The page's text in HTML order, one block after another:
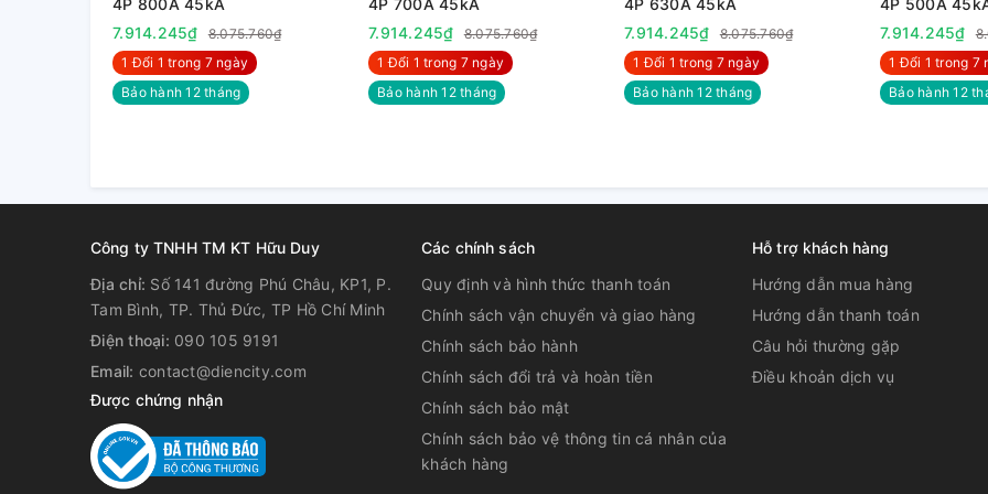
3. Thông số kỹ thuật MCCB LS ABN
4P 800A 45kA
7.914.245₫
8.075.760₫
1 Đổi 1 trong 7 ngày
Bảo hành 12 tháng
4P 700A 45kA
7.914.245₫
8.075.760₫
1 Đổi 1 trong 7 ngày
Bảo hành 12 tháng
4P 630A 45kA
7.914.245₫
8.075.760₫
1 Đổi 1 trong 7 ngày
Bảo hành 12 tháng
4P 500A
7.914.245₫
1 Đổi 1 trong 7
Bảo hành 12
Công ty TNHH TM KT Hữu Duy
Địa chỉ: Số 141 đường Phú Châu, KP1, P.
Tam Bình, TP. Thủ Đức, TP Hồ Chí Minh
Điện thoại: 090 105 9191
Email: contact@diencity.com
Được chứng nhận
Các chính sách
Quy định và hình thức thanh toán
Chính sách vận chuyển và giao hàng
Chính sách bảo hành
Chính sách đổi trả và hoàn tiền
Chính sách bảo mật
Chính sách bảo vệ thông tin cá nhân của
khách hàng
Hỗ trợ khách hàng
Hướng dẫn mua hàng
Hướng dẫn thanh toán
Câu hỏi thường gặp
Điều khoản dịch vụ